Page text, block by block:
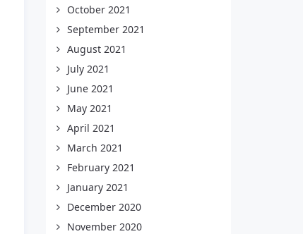
October 2021
September 2021
August 2021
July 2021
June 2021
May 2021
April 2021
March 2021
February 2021
January 2021
December 2020
November 2020